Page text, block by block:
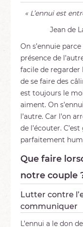
« L’ennui est
Jean de
On s’ennuie
présence de
facile de regarder
de se faire des
est toujours le
aiment. On
l’autre. Car l’on
de l’écouter.
parfaitement
Que faire
notre couple
Lutter contre
communiquer
L’ennui a le don